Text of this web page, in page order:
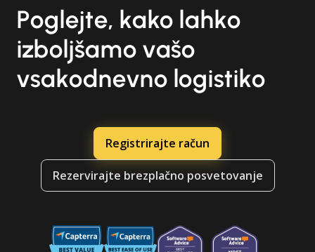
Poglejte, kako lahko
izboljšamo vašo
vsakodnevno logistiko
Registrirajte račun
Rezervirajte brezplačno posvetovanje